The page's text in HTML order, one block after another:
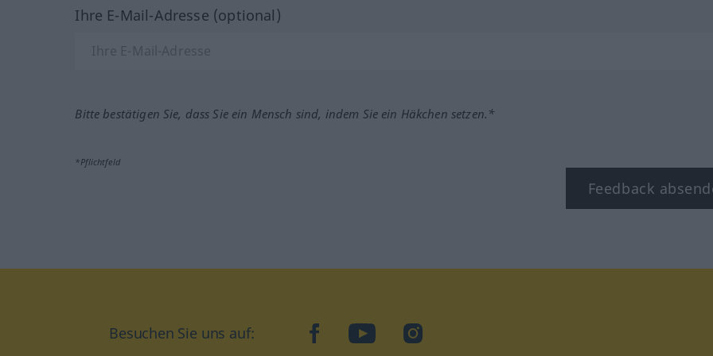
Ihre E-Mail-Adresse (optional)
Bitte bestätigen Sie, dass Sie ein Mensch sind, indem Sie ein Häkchen setzen.*
*Pflichtfeld
Feedback
Besuchen Sie uns auf: facebookYouTubeInstagram